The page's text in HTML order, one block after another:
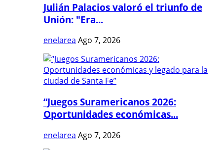
Julián Palacios valoró el triunfo de
Unión: "Era...
enelarea Ago 7, 2026
“Juegos Suramericanos 2026:
Oportunidades económicas...
enelarea Ago 7, 2026